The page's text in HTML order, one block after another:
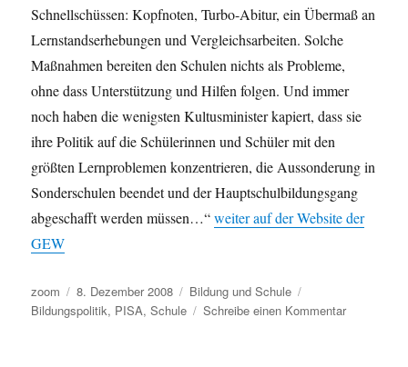
Schnellschüssen: Kopfnoten, Turbo-Abitur, ein Übermaß an
Lernstandserhebungen und Vergleichsarbeiten. Solche
Maßnahmen bereiten den Schulen nichts als Probleme,
ohne dass Unterstützung und Hilfen folgen. Und immer
noch haben die wenigsten Kultusminister kapiert, dass sie
ihre Politik auf die Schülerinnen und Schüler mit den
größten Lernproblemen konzentrieren, die Aussonderung in
Sonderschulen beendet und der Hauptschulbildungsgang
abgeschafft werden müssen…“weiter auf der Website der
GEW
Autor
zoom
Veröffentlicht
am
8. Dezember 2008 Kategorien
Bildung und Schule
Bildungspolitik, PISA,Schule Schreibe einen Kommentarzu